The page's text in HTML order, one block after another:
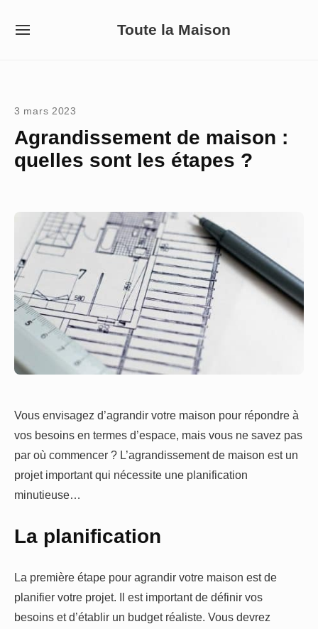
Toute la Maison
SITE
3 mars 2023
Agrandissement de maison :
quelles sont les étapes ?
Vous envisagez d’agrandir votre maison pour répondre à
vos besoins en termes d’espace, mais vous ne savez pas
par où commencer ? L’agrandissement de maison est un
projet important qui nécessite une planification
minutieuse…
La planification
La première étape pour agrandir votre maison est de
planifier votre projet. Il est important de définir vos
besoins et d’établir un budget réaliste. Vous devrez